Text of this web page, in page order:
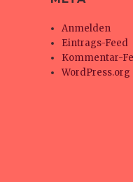
Anmelden
Eintrags-Feed
Kommentar-
WordPress.org